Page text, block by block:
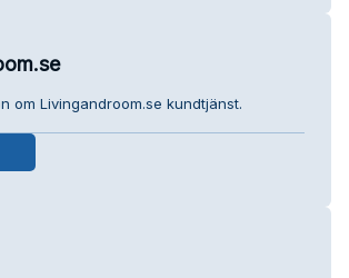
om Livingandroom.se kundtjänst.